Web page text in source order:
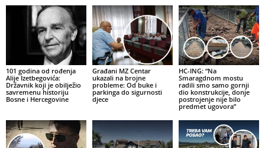
101 godina od rođenja
Alije Izetbegovića:
Državnik koji je obilježio
savremenu historiju
Bosne i Hercegovine
Građani MZ Centar
ukazali na brojne
probleme: Od buke i
parkinga do sigurnosti
djece
HC-ING: “Na
Smaragdnom mostu
radili smo samo gornji
dio konstrukcije, donje
postrojenje nije bilo
predmet ugovora”